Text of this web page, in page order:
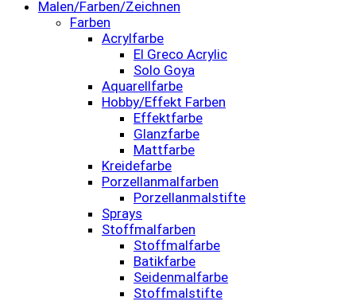
Malen/Farben/Zeichnen
Farben
Acrylfarbe
El Greco Acrylic
Solo Goya
Aquarellfarbe
Hobby/Effekt Farben
Effektfarbe
Glanzfarbe
Mattfarbe
Kreidefarbe
Porzellanmalfarben
Porzellanmalstifte
Sprays
Stoffmalfarben
Stoffmalfarbe
Batikfarbe
Seidenmalfarbe
Stoffmalstifte